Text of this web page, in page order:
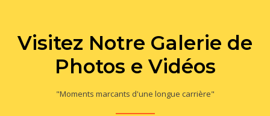
Visitez Notre Galerie de
Photos e Vidéos
"Moments marcants d'une longue carrière"